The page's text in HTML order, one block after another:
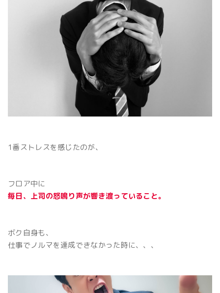
1番ストレスを感じたのが、
フロア中に
毎日、上司の怒鳴り声が響き渡っていること。
ボク自身も、
仕事でノルマを達成できなかった時に、、、